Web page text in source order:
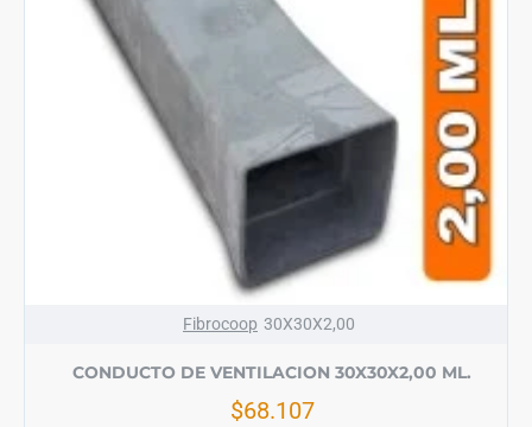
Fibrocoop 30X30X2,00
CONDUCTO DE VENTILACION 30X30X2,00 ML.
$68.107